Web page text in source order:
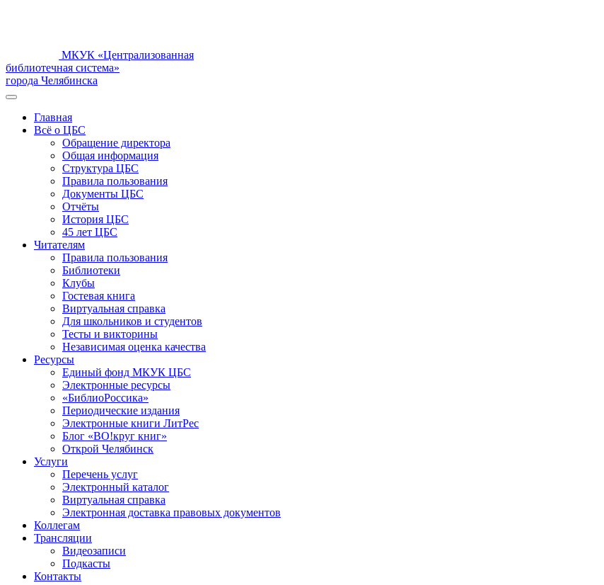
МКУК «Централизованная
библиотечная система»
города Челябинска
Главная
Всё о ЦБС
Обращение директора
Общая информация
Структура ЦБС
Правила пользования
Документы ЦБС
Отчёты
История ЦБС
45 лет ЦБС
Читателям
Правила пользования
Библиотеки
Клубы
Гостевая книга
Виртуальная справка
Для школьников и студентов
Тесты и викторины
Независимая оценка качества
Ресурсы
Единый фонд МКУК ЦБС
Электронные ресурсы
«БиблиоРоссика»
Периодические издания
Электронные книги ЛитРес
Блог «ВО!круг книг»
Открой Челябинск
Услуги
Перечень услуг
Электронный каталог
Виртуальная справка
Электронная доставка правовых документов
Коллегам
Трансляции
Видеозаписи
Подкасты
Контакты